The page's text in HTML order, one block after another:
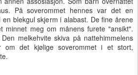
På soverommet hennes var det en
blekgul skjerm i alabast. De fine årene
minnet meg om månens furete "ansikt".
melkehvite skiva på nattehimmelens
om det kjølige soverommet i et stort,